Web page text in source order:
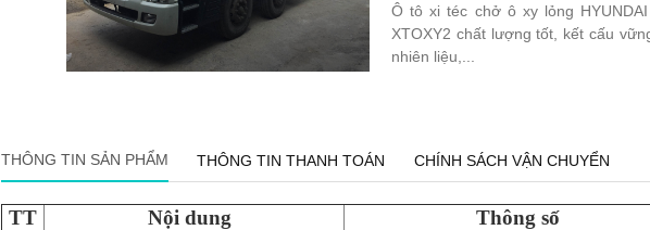
Ô tô xi téc chở ô xy lỏng
XTOXY2 chất lượng tốt, kết cấu
nhiên liệu,...
THÔNG TIN SẢN PHẨM THÔNG TIN THANH TOÁN CHÍNH SÁCH VẬN CHUYỂN
TT Nội dung
Thông số